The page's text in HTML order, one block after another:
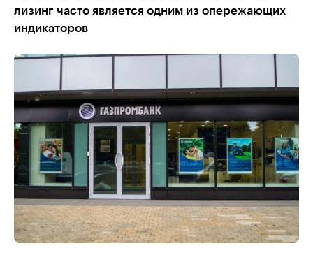
лизинг часто является одним из опережающих
индикаторов